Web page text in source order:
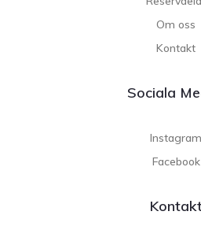
Om oss
Kontakt
Sociala
Instagram
Facebook